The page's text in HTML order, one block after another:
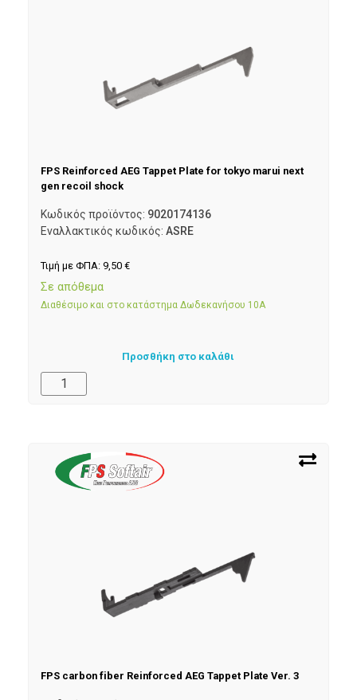
FPS Reinforced AEG Tappet Plate for tokyo marui next
gen recoil shock
Κωδικός προϊόντος: 9020174136
Εναλλακτικός κωδικός: ASRE
Τιμή με ΦΠΑ: 9,50 €
Σε απόθεμα
Διαθέσιμο και στο κατάστημα Δωδεκανήσου 10Α
Προσθήκη στο καλάθι
FPS carbon fiber Reinforced AEG Tappet Plate Ver. 3